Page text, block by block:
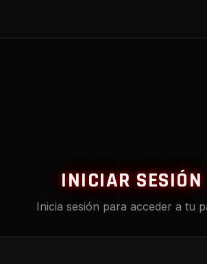
INICIAR SESIÓN
Inicia sesión para acceder a tu